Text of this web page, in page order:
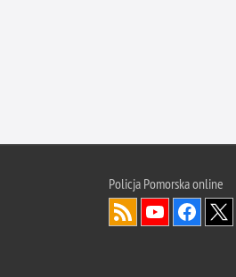
Policja Pomorska online